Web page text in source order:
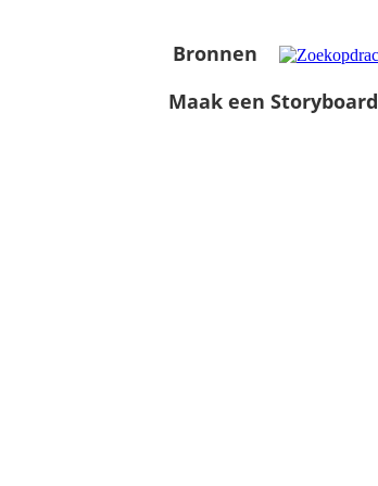
Bronnen
Maak een Storyboard